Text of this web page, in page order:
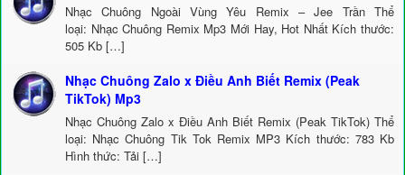
Nhạc Chuông Ngoài Vùng Yêu Remix – Jee Trần Thể
loại: Nhạc Chuông Remix Mp3 Mới Hay, Hot Nhất Kích thước:
505 Kb […]
Nhạc Chuông Zalo x Điều Anh Biết Remix (Peak
TikTok) Mp3
Nhạc Chuông Zalo x Điều Anh Biết Remix (Peak TikTok) Thể
loại: Nhạc Chuông Tik Tok Remix MP3 Kích thước: 783 Kb
Hình thức: Tải […]